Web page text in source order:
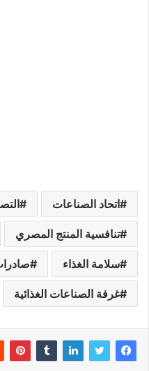
اتحاد الصناعات
تنافسية المنتج المصري
سلامة الغذاء
غرفة الصناعات الغذائية